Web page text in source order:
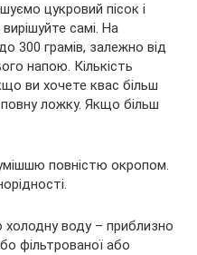
цукровий пісок і
самі. На
300 грамів, залежно від
напою. Кількість
ви хочете квас більш
ложку. Якщо більш
повністю окропом.
холодну воду – приблизно
фільтрованої або